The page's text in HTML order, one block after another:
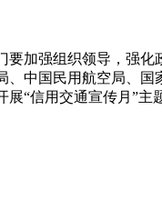
要加强组织领导，强
、中国民用航空局、
展“信用交通宣传月”